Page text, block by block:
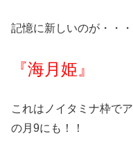
記憶に新しいのが・・・
『海月姫』
これはノイタミナ枠で
の月9にも！！